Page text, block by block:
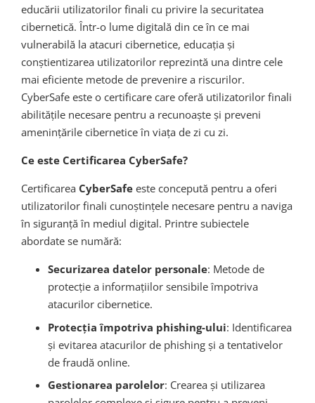
educării utilizatorilor finali cu privire la securitatea
cibernetică. Într-o lume digitală din ce în ce mai
vulnerabilă la atacuri cibernetice, educația și
conștientizarea utilizatorilor reprezintă una dintre cele
mai eficiente metode de prevenire a riscurilor.
CyberSafe este o certificare care oferă utilizatorilor finali
abilitățile necesare pentru a recunoaște și preveni
amenințările cibernetice în viața de zi cu zi.
Ce este Certificarea CyberSafe?
Certificarea CyberSafe este concepută pentru a oferi
utilizatorilor finali cunoștințele necesare pentru a naviga
în siguranță în mediul digital. Printre subiectele
abordate se numără:
Securizarea datelor personale: Metode de
protecție a informațiilor sensibile împotriva
atacurilor cibernetice.
Protecția împotriva phishing-ului: Identificarea
și evitarea atacurilor de phishing și a tentativelor
de fraudă online.
Gestionarea parolelor: Crearea și utilizarea